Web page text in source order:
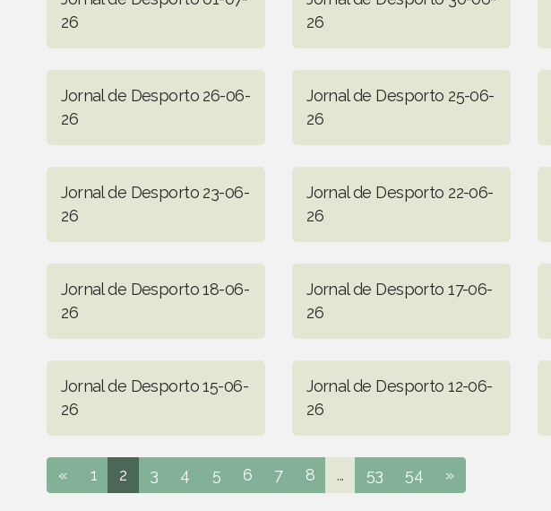
26
26
Jornal de Desporto 26-06-
26
Jornal de Desporto 25-06-
26
Jornal de Desporto 23-06-
26
Jornal de Desporto 22-06-
26
Jornal de Desporto 18-06-
26
Jornal de Desporto 17-06-
26
Jornal de Desporto 15-06-
26
Jornal de Desporto 12-06-
26
« 1 2 3 4 5 6 7 8 ... 53 54 »